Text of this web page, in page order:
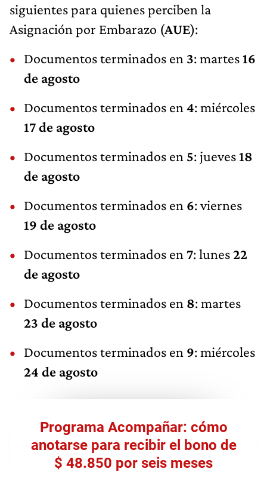
siguientes para quienes perciben la
Asignación por Embarazo (AUE):
Documentos terminados en 3: martes16
de agosto
Documentos terminados en 4: miércoles
17 de agosto
Documentos terminados en 5: jueves18
de agosto
Documentos terminados en 6: viernes
19 de agosto
Documentos terminados en 7: lunes22
de agosto
Documentos terminados en 8: martes
23 de agosto
Documentos terminados en 9: miércoles
24 de agosto
Programa Acompañar: cómo
anotarse para recibir el bono de
$ 48.850 por seis meses